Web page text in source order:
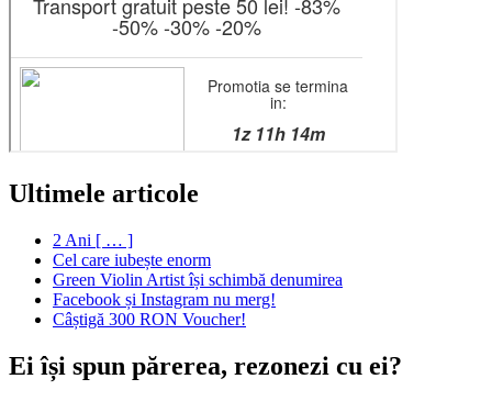
Ultimele articole
2 Ani [ … ]
Cel care iubește enorm
Green Violin Artist își schimbă denumirea
Facebook și Instagram nu merg!
Câștigă 300 RON Voucher!
Ei își spun părerea, rezonezi cu ei?